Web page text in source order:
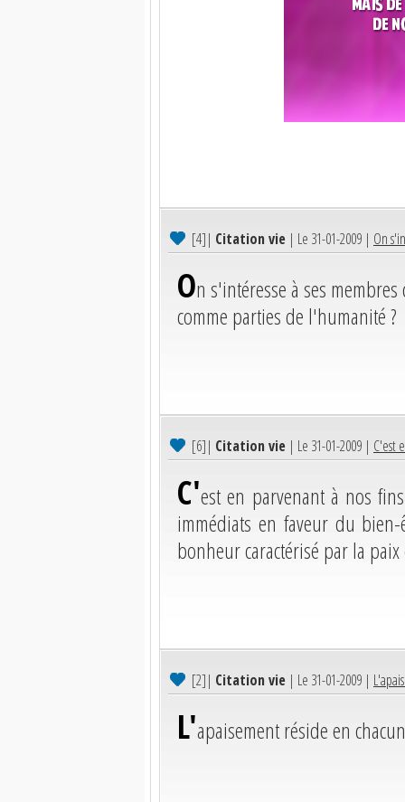
[4]| Citation vie | Le 31-01-2009 | On
On s'intéresse à ses
comme parties de l'humanité ?
[6]| Citation vie | Le 31-01-2009 | C'est
C'est en parvenant à nos
immédiats en faveur du
bonheur caractérisé par la
[2]| Citation vie | Le 31-01-2009 |
L'apaisement réside en